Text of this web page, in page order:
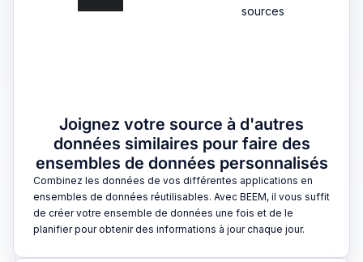
Joignez votre source à d'autres
données similaires pour faire des
ensembles de données personnalisés
Combinez les données de vos différentes applications en
ensembles de données réutilisables. Avec BEEM, il vous suffit
de créer votre ensemble de données une fois et de le
planifier pour obtenir des informations à jour chaque jour.